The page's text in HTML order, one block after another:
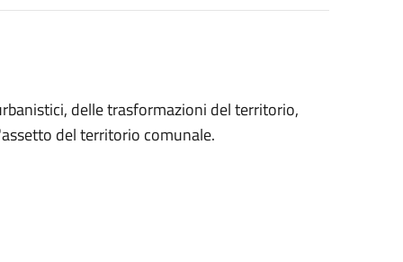
delle trasformazioni del territorio,
del territorio comunale.